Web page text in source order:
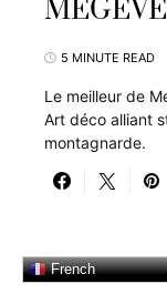
5 MINUTE READ
Le meilleur de
Art déco alliant
montagnarde.
French